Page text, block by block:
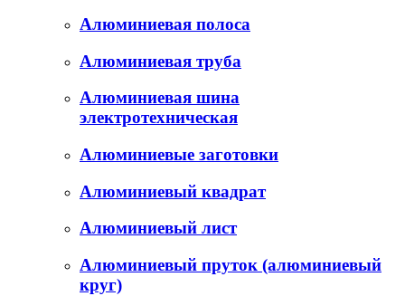
Алюминиевая полоса
Алюминиевая труба
Алюминиевая шина
электротехническая
Алюминиевые заготовки
Алюминиевый квадрат
Алюминиевый лист
Алюминиевый пруток (алюминиевый
круг)